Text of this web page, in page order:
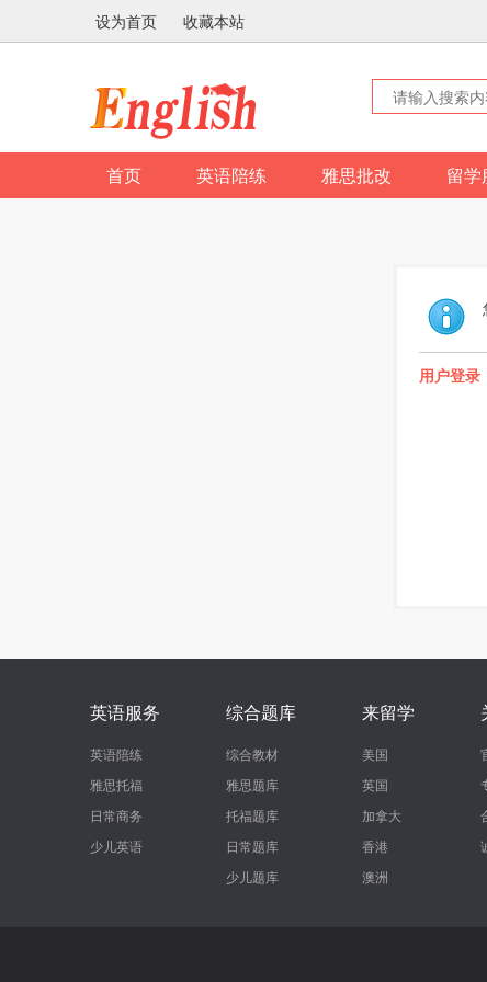
设为首页 收藏本站
首页 英语陪练 雅思批改 留学
用户登录
英语服务
英语陪练
雅思托福
日常商务
少儿英语
综合题库
综合教材
雅思题库
托福题库
日常题库
少儿题库
来留学
美国
英国
加拿大
香港
澳洲